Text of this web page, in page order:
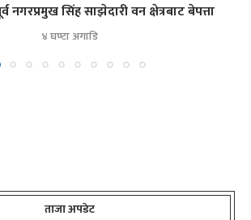
नगरप्रमुख सिंह साझेदारी वन क्षेत्रबाट बेपत्ता
४ घण्टा अगाडि
ताजा अपडेट